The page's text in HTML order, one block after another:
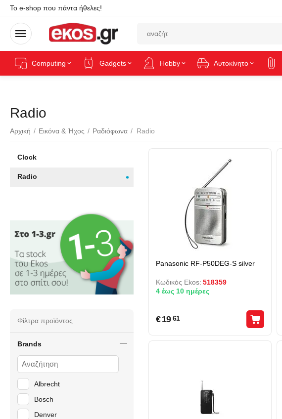
Το e-shop που πάντα ήθελες!
Computing Gadgets Hobby Αυτοκίνητο
Radio
Αρχική / Εικόνα & Ήχος / Ραδιόφωνα / Radio
Panasonic RF-P50DEG-S silver
Κωδικός Ekos: 518359
4 έως 10 ημέρες
€19 61
Clock
Radio
Φίλτρα προϊόντος
Brands
Albrecht
Bosch
Denver